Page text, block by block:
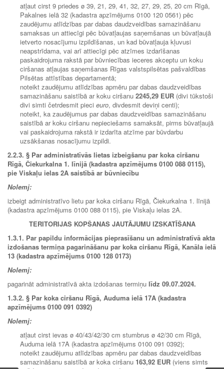
atļaut cirst 9 priedes ø 39, 21, 29, 41, 32, 27, 29, 25, 20 cm Rīgā,
Pakalnes ielā 32 (kadastra apzīmējums 0100 120 0561) pēc
zaudējumu atlīdzības par dabas daudzveidības samazināšanu
samaksas un attiecīgi pēc būvatļaujas saņemšanas un būvatļaujā
ietverto nosacījumu izpildīšanas, un kad būvatļauja kļuvusi
neapstrīdama, vai arī attiecīgi pēc atzīmes izdarīšanas
paskaidrojuma rakstā par būvniecības ieceres akceptu un koku
ciršanas atļaujas saņemšanas Rīgas valstspilsētas pašvaldības
Pilsētas attīstības departamentā;
noteikt zaudējumu atlīdzības apmēru par dabas daudzveidības
samazināšanu saistībā ar koku ciršanu 2245,29 EUR (divi tūkstoši
divi simti četrdesmit pieci euro, divdesmit deviņi centi);
noteikt, ka zaudējumus par dabas daudzveidības samazināšanu
saistībā ar koku ciršanu nepieciešams samaksāt, pirms būvatļaujā
vai paskaidrojuma rakstā ir izdarīta atzīme par būvdarbu
uzsākšanas nosacījumu izpildi.
2.2.3. § Par administratīvās lietas izbeigšanu par koka ciršanu
Rīgā, Čiekurkalna 1. līnijā (kadastra apzīmējums 0100 088 0115),
pie Viskaļu ielas 2A saistībā ar būvniecību
Nolemj:
izbeigt administratīvo lietu par koka ciršanu Rīgā, Čiekurkalna 1. līnijā
(kadastra apzīmējums 0100 088 0115), pie Viskaļu ielas 2A.
TERITORIJAS KOPŠANAS JAUTĀJUMU IZSKATĪŠANA
1.3.1. Par papildu informācijas pieprasīšanu un administratīvā akta
izdošanas termiņa pagarināšanu par koka ciršanu Rīgā, Kanāla ielā
13 (kadastra apzīmējums 0100 128 0173)
Nolemj:
pagarināt administratīvā akta izdošanas termiņu līdz 09.07.2024.
1.3.2. § Par koka ciršanu Rīgā, Auduma ielā 17A (kadastra
apzīmējums 0100 091 0392)
Nolemj:
atļaut cirst ievas ø 40/43/42/30 cm stumbrus ø 42/30 cm Rīgā,
Auduma ielā 17A (kadastra apzīmējums 0100 091 0392);
noteikt zaudējumu atlīdzības apmēru par dabas daudzveidības
samazināšanu saistībā ar koka ciršanu 163,92 EUR (viens simts